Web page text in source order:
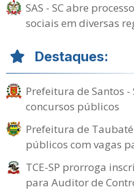
SAS - SC abre
sociais em diversas
Destaques:
Prefeitura de Santos
concursos públicos
Prefeitura de
públicos com vagas
TCE-SP prorroga
para Auditor de